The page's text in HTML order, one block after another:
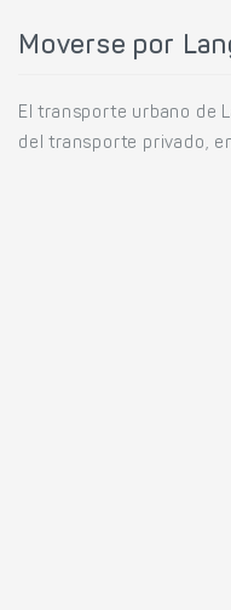
Moverse por
El transporte urbano de
del transporte privado,